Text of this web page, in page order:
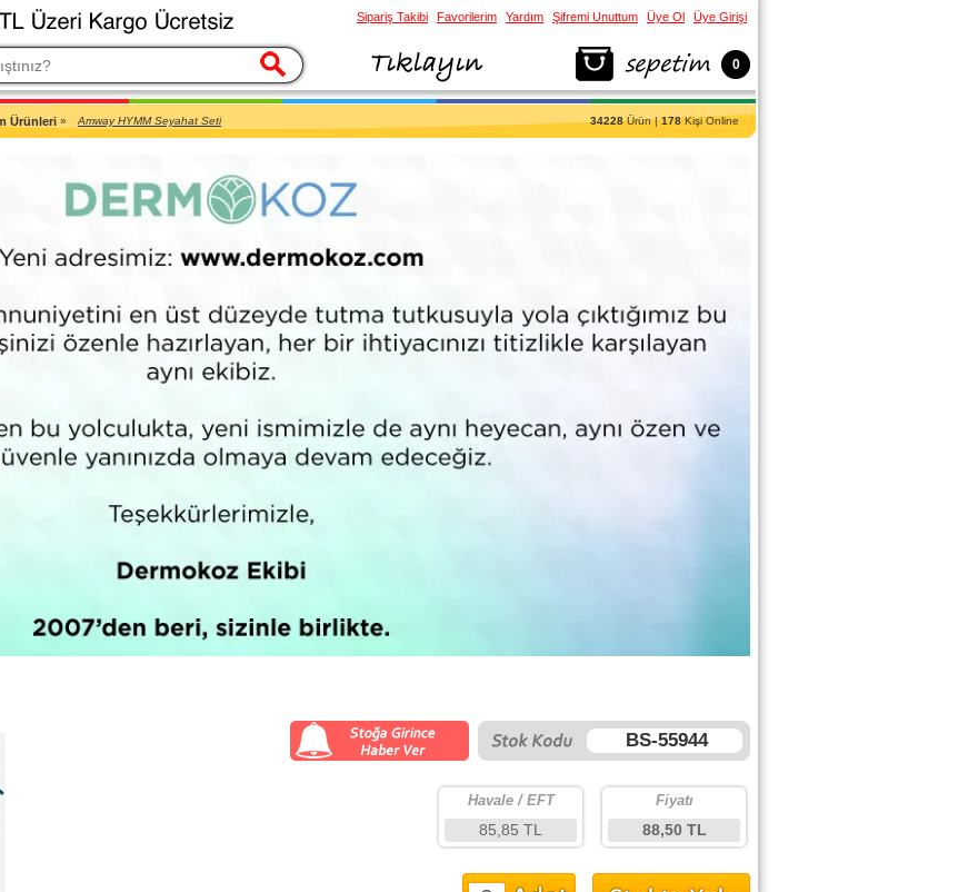
Ürünleri » Amway HYMM Seyahat Seti 34228Ürün |178Kişi Online
BS-55944
Fiyatı
88,50 TL
Havale / EFT
85,85 TL
Sipariş Takibi Favorilerim Yardım Şifremi Unuttum Üye Ol Üye Girişi
0